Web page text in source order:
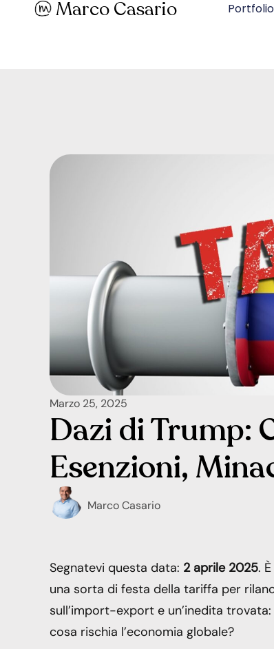
Marco Casario
Marzo 25, 2025
Dazi di Trump:
Esenzioni,
Marco Casario
Segnatevi questa data: 2 aprile 2025.
una sorta di festa della tariffa per
sull’import-export e un’inedita trovata:
cosa rischia l’economia globale?